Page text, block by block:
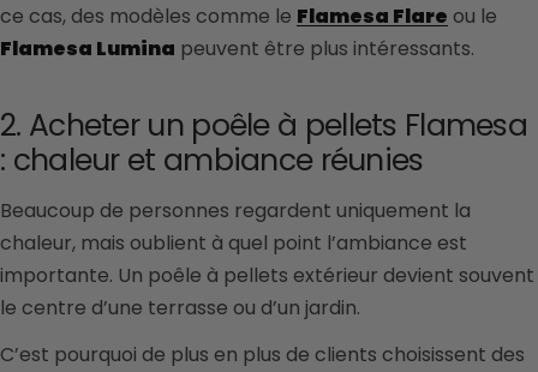
ce cas, des modèles comme le Flamesa Flare ou le
Flamesa Lumina peuvent être plus intéressants.
2. Acheter un poêle à pellets Flamesa
: chaleur et ambiance réunies
Beaucoup de personnes regardent uniquement la
chaleur, mais oublient à quel point l’ambiance est
importante. Un poêle à pellets extérieur devient souvent
le centre d’une terrasse ou d’un jardin.
C’est pourquoi de plus en plus de clients choisissent des